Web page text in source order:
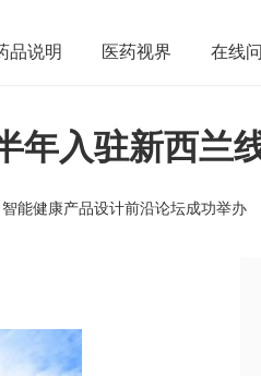
品说明 医药视界 在线
年入驻新西兰
智能健康产品设计前沿论坛成功举办